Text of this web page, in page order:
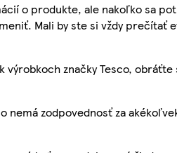
o produkte, ale nakoľko sa
Mali by ste si vždy prečítať
značky Tesco, obráťte
zodpovednosť za